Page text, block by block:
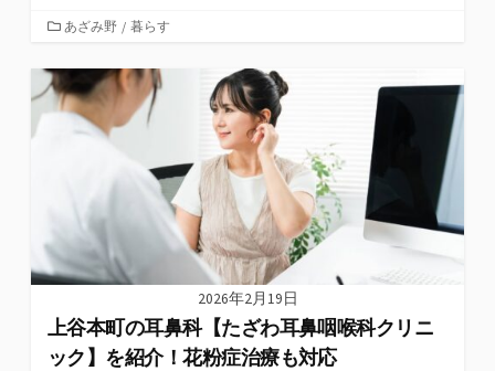
カ
ゴ
リ
ー
あざみ野 / 暮らす
2026年2月19日
上谷本町の耳鼻科【たざわ耳鼻咽喉科クリニ
ック】を紹介！花粉症治療も対応